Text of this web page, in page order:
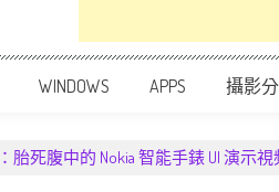
WINDOWS APPS 攝影
胎死腹中的 Nokia 智能手錶 UI 演示